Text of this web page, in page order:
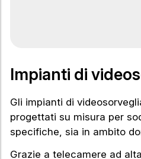
Impianti di
Gli impianti di
progettati su misura per
specifiche, sia in ambito
Grazie a telecamere ad